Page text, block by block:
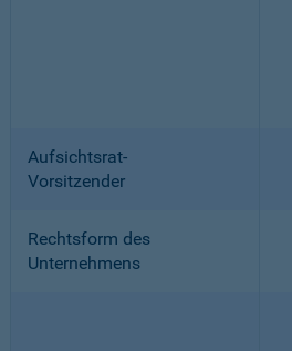
Aufsichtsrat-
Vorsitzender
Rechtsform des
Unternehmens